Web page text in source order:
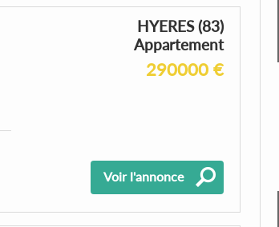
HYERES (83)
Appartement
290000 €
Voir l'annonce